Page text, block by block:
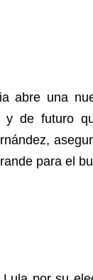
abre una
y de futuro
para el